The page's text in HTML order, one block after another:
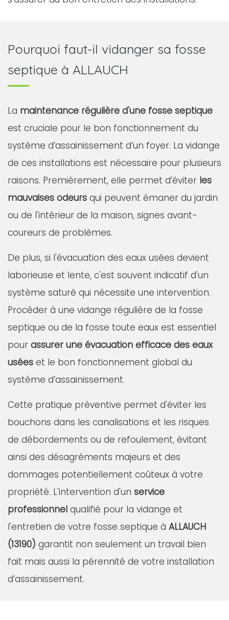
Pourquoi faut-il vidanger sa fosse
septique à ALLAUCH
La maintenance régulière d'une fosse septique
est cruciale pour le bon fonctionnement du
système d’assainissement d’un foyer. La vidange
de ces installations est nécessaire pour plusieurs
raisons. Premièrement, elle permet d’éviter les
mauvaises odeurs qui peuvent émaner du jardin
ou de l'intérieur de la maison, signes avant-
coureurs de problèmes.
De plus, si l'évacuation des eaux usées devient
laborieuse et lente, c'est souvent indicatif d'un
système saturé qui nécessite une intervention.
Procéder à une vidange régulière de la fosse
septique ou de la fosse toute eaux est essentiel
pour assurer une évacuation efficace des eaux
usées et le bon fonctionnement global du
système d’assainissement.
Cette pratique préventive permet d'éviter les
bouchons dans les canalisations et les risques
de débordements ou de refoulement, évitant
ainsi des désagréments majeurs et des
dommages potentiellement coûteux à votre
propriété. L'intervention d'un service
professionnel qualifié pour la vidange et
l'entretien de votre fosse septique à ALLAUCH
(13190) garantit non seulement un travail bien
fait mais aussi la pérennité de votre installation
d’assainissement.